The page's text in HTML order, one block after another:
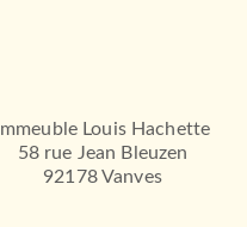
Immeuble Louis Hachette
58 rue Jean Bleuzen
92178 Vanves